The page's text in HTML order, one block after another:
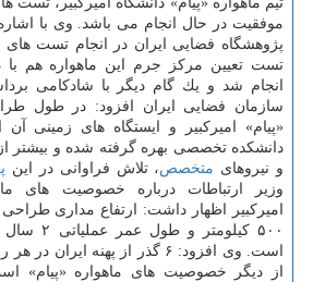
موفقیت در حال انجام می باشد. وی با
پژوهشگاه فضایی ایران در انجام تست
تست تعیین مركز جرم این ماهواره هم با
انجام شد و یك گام دیگر با شادكامی
سازمان فضایی ایران افزود: در طول
و نیروهای متخصص، تلاش فراوانی در این
وزیر ارتباطات درباره خصوصیت های
امیركبیر اظهار داشت: ارتفاع مداری
۵۰۰
از دیگر خصوصیت های ماهواره